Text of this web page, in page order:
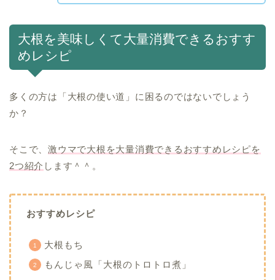
大根を美味しくて大量消費できるおすす
めレシピ
多くの方は「大根の使い道」に困るのではないでしょう
か？
そこで、激ウマで大根を大量消費できるおすすめレシピを
2つ紹介 します＾＾。
おすすめレシピ
大根もち
もんじゃ風「大根のトロトロ煮」